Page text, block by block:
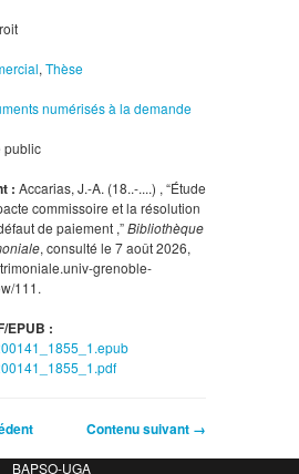
, Thèse
numérisés à la demande
public
: Accarias, J.-A. (18..-....) , “Étude
commissoire et la résolution
de paiement ,”Bibliothèque
, consulté le 7 août 2026,
grenoble-
111.
EPUB :
Contenu suivant →
BAPSO-UGA